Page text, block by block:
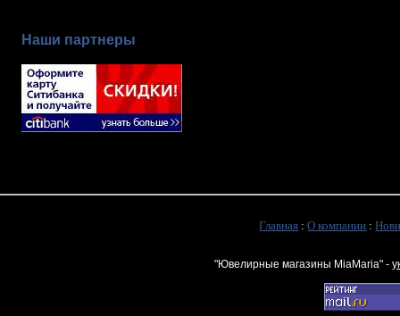
Наши партнеры
Главная :О компании :
"Ювелирные магазины MiaMaria" -